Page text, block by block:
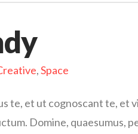
,Space
te, et ut cognoscant te, et
Domine, quaesumus,